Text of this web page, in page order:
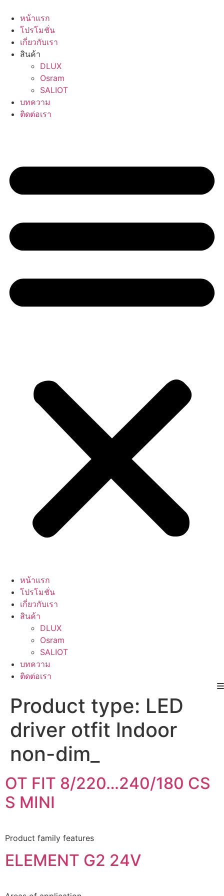
content
หน้าแรก
โปรโมชั่น
เกี่ยวกับเรา
สินค้า
DLUX
Osram
SALIOT
บทความ
ติดต่อเรา
หน้าแรก
โปรโมชั่น
เกี่ยวกับเรา
สินค้า
DLUX
Osram
SALIOT
บทความ
ติดต่อเรา
Product type: LED
driver otfit lndoor
non-dim_
OT FIT 8/220…240/180 CS
S MINI
Product family features
ELEMENT G2 24V